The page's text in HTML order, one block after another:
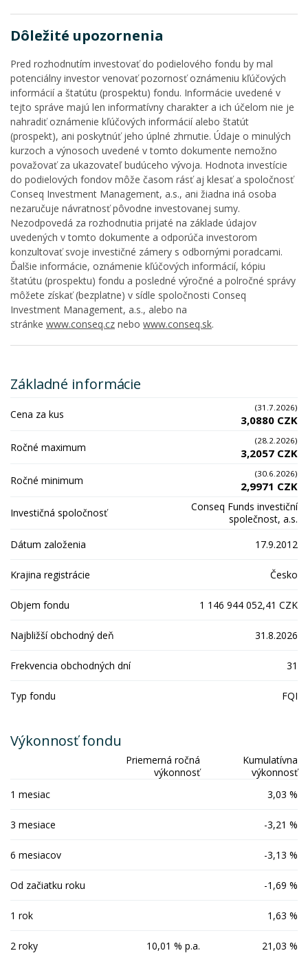
Dôležité upozornenia
Pred rozhodnutím investovať do podielového fondu by mal
potenciálny investor venovať pozornosť oznámeniu kľúčových
informácií a štatútu (prospektu) fondu. Informácie uvedené v
tejto správe majú len informatívny charakter a ich účelom nie je
nahradiť oznámenie kľúčových informácií alebo štatút
(prospekt), ani poskytnúť jeho úplné zhrnutie. Údaje o minulých
kurzoch a výnosoch uvedené v tomto dokumente nemožno
považovať za ukazovateľ budúceho vývoja. Hodnota investície
do podielových fondov môže časom rásť aj klesať a spoločnosť
Conseq Investment Management, a.s., ani žiadna iná osoba
nezaručuje návratnosť pôvodne investovanej sumy.
Nezodpovedá za rozhodnutia prijaté na základe údajov
uvedených v tomto dokumente a odporúča investorom
konzultovať svoje investičné zámery s odbornými poradcami.
Ďalšie informácie, oznámenie kľúčových informácií, kópiu
štatútu (prospektu) fondu a posledné výročné a polročné správy
môžete získať (bezplatne) v sídle spoločnosti Conseq
Investment Management, a.s., alebo na
stránke www.conseq.cz nebo www.conseq.sk.
Základné informácie
Cena za kus (31.7.2026)
3,0880 CZK
Ročné maximum (28.2.2026)
3,2057 CZK
Ročné minimum (30.6.2026)
2,9971 CZK
Investičná spoločnosť
Conseq Funds investiční
společnost, a.s.
Dátum založenia
17.9.2012
Krajina registrácie Česko
Objem fondu 1 146 944 052,41 CZK
Najbližší obchodný deň 31.8.2026
Frekvencia obchodných dní 31
Typ fondu FQI
Výkonnosť fondu
Priemerná ročná
výkonnosť
Kumulatívna
výkonnosť
1 mesiac
3,03 %
3 mesiace -3,21 %
6 mesiacov -3,13 %
Od začiatku roku -1,69 %
1 rok 1,63 %
2 roky 10,01 % p.a. 21,03 %